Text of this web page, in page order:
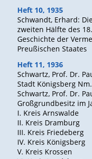
Heft 10, 1935
Schwandt, Erhard:
zweiten Hälfte des
Geschichte der
Preußischen Staates
Heft 11, 1936
Schwartz, Prof. Dr.
Stadt Königsberg Nm.
Schwartz, Prof. Dr.
Großgrundbesitz im
I. Kreis Arnswalde
II. Kreis Dramburg
III. Kreis Friedeberg
IV. Kreis Königsberg
V. Kreis Krossen